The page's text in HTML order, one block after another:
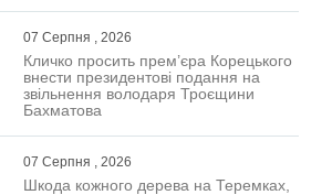
07 Серпня , 2026
Кличко просить прем’єра Корецького
внести президентові подання на
звільнення володаря Троєщини
Бахматова
07 Серпня , 2026
Шкода кожного дерева на Теремках,